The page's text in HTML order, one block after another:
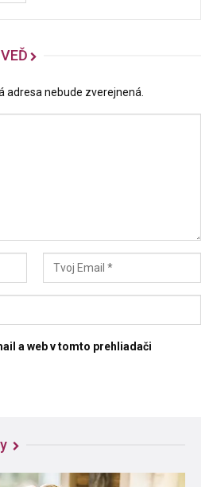
adresa nebude zverejnená.
a web v tomto prehliadači